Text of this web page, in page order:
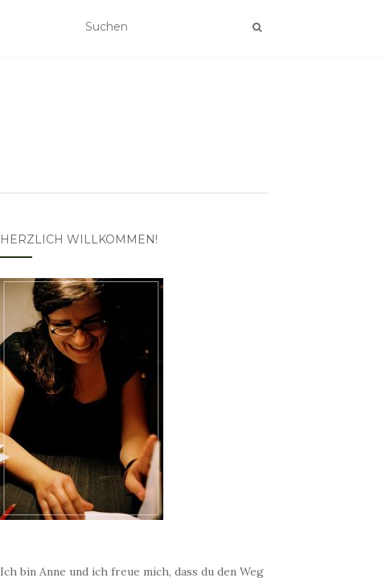
HERZLICH WILLKOMMEN!
Ich bin Anne und ich freue mich, dass du den Weg